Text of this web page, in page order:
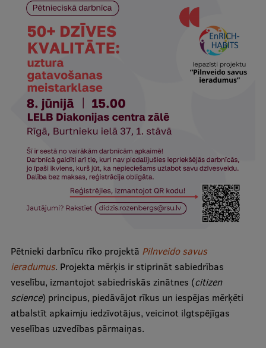
Muzeji un ekspozīcijas
Ģerbonis
Projekti
Reitingi
Virtuālā tūre
Ilgtspējīga attīstība
Dati par 2025. gadu
Suvenīri un grāmatas
Ētikas un līdztiesības mācības
Atvērtā universitāte
Sagatavošanas kursi
Pētnieki darbnīcu rīko projektā Pilnveido savus
ieradumus. Projekta mērķis ir stiprināt sabiedrības
veselību, izmantojot sabiedriskās zinātnes (citizen
science) principus, piedāvājot rīkus un iespējas mērķēti
atbalstīt apkaimju iedzīvotājus, veicinot ilgtspējīgas
veselības uzvedības pārmaiņas.